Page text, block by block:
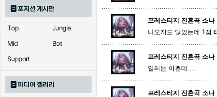
포지션 게시판
Top
Jungle
Mid
Bot
Support
미디어 갤러리
프레스티지 진혼곡 소나
나오지도 않았는데 1점
프레스티지 진혼곡 소나
일러는 이쁜데....
프레스티지 진혼곡 소나